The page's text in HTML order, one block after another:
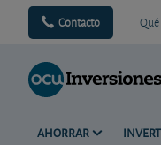
Contacto
AHORRAR